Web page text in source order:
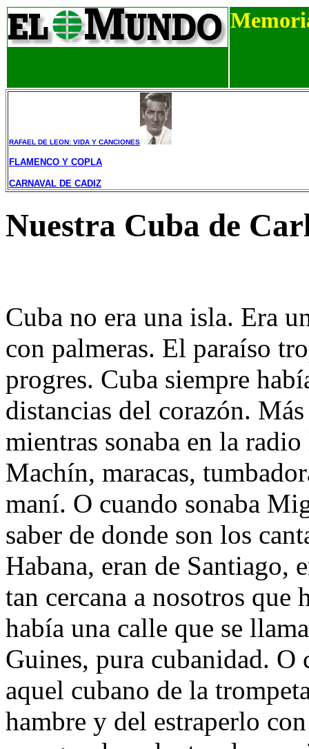
RAFAEL DE LEON: VIDA Y CANCIONES
FLAMENCO Y COPLA
CARNAVAL DE CADIZ
Nuestra Cuba de
Cuba no era una isla. Era
con palmeras. El paraíso
progres. Cuba siempre
distancias del corazón.
mientras sonaba en la
Machín, maracas,
maní. O cuando sonaba
saber de donde son los
Habana, eran de Santiago,
tan cercana a nosotros que
había una calle que se
Guines, pura cubanidad.
aquel cubano de la
hambre y del estraperlo